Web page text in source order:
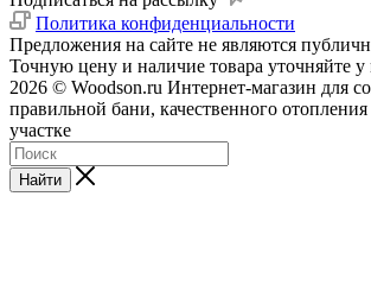
Политика конфиденциальности
Предложения на сайте не являются
Точную цену и наличие товара уточняйте у
2026 © Woodson.ru Интернет-магазин для
правильной бани, качественного
участке
Найти